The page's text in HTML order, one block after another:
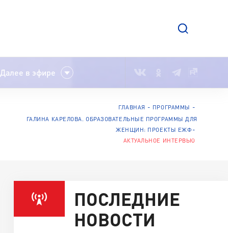
Далее в эфире
ГЛАВНАЯ
ПРОГРАММЫ
ГАЛИНА КАРЕЛОВА. ОБРАЗОВАТЕЛЬНЫЕ ПРОГРАММЫ ДЛЯ
ЖЕНЩИН: ПРОЕКТЫ ЕЖФ
АКТУАЛЬНОЕ ИНТЕРВЬЮ
ПОСЛЕДНИЕ
НОВОСТИ